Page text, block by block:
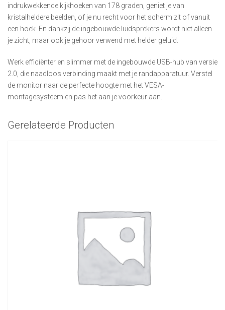
indrukwekkende kijkhoeken van 178 graden, geniet je van
kristalheldere beelden, of je nu recht voor het scherm zit of vanuit
een hoek. En dankzij de ingebouwde luidsprekers wordt niet alleen
je zicht, maar ook je gehoor verwend met helder geluid.
Werk efficiënter en slimmer met de ingebouwde USB-hub van versie
2.0, die naadloos verbinding maakt met je randapparatuur. Verstel
de monitor naar de perfecte hoogte met het VESA-
montagesysteem en pas het aan je voorkeur aan.
Gerelateerde Producten